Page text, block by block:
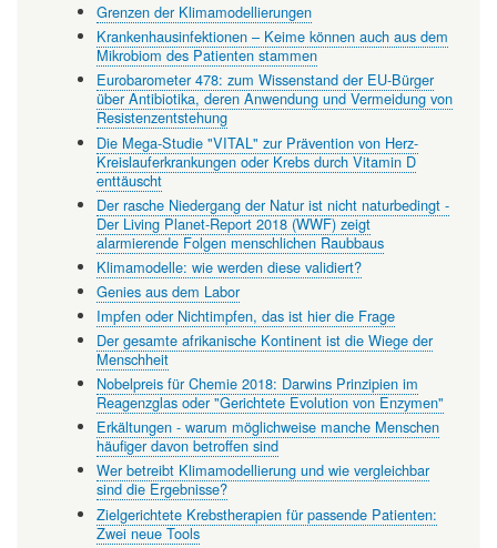
Grenzen der Klimamodellierungen
Krankenhausinfektionen – Keime können auch aus dem
Mikrobiom des Patienten stammen
Eurobarometer 478: zum Wissenstand der EU-Bürger
über Antibiotika, deren Anwendung und Vermeidung von
Resistenzentstehung
Die Mega-Studie "VITAL" zur Prävention von Herz-
Kreislauferkrankungen oder Krebs durch Vitamin D
enttäuscht
Der rasche Niedergang der Natur ist nicht naturbedingt -
Der Living Planet-Report 2018 (WWF) zeigt
alarmierende Folgen menschlichen Raubbaus
Klimamodelle: wie werden diese validiert?
Genies aus dem Labor
Impfen oder Nichtimpfen, das ist hier die Frage
Der gesamte afrikanische Kontinent ist die Wiege der
Menschheit
Nobelpreis für Chemie 2018: Darwins Prinzipien im
Reagenzglas oder "Gerichtete Evolution von Enzymen"
Erkältungen - warum möglichweise manche Menschen
häufiger davon betroffen sind
Wer betreibt Klimamodellierung und wie vergleichbar
sind die Ergebnisse?
Zielgerichtete Krebstherapien für passende Patienten:
Zwei neue Tools